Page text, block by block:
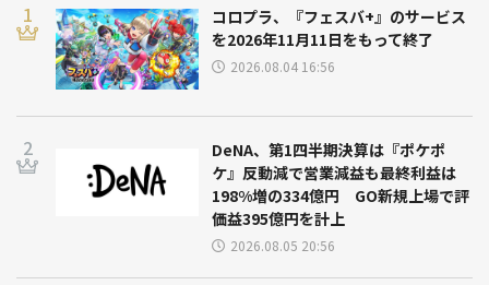
コロプラ、『フェスバ+』のサービス
を2026年11月11日をもって終了
2026.08.04 16:56
DeNA、第1四半期決算は『ポケポ
ケ』反動減で営業減益も最終利益は
198%増の334億円 GO新規上場で評
価益395億円を計上
2026.08.05 20:56